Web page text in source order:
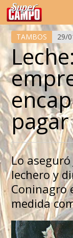
Temas de hoy
TAMBOS 29/
Lo
lechero y
Coninagro
medida